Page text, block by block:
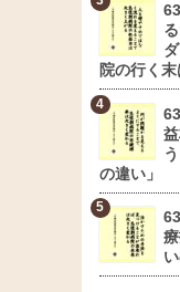
院の行く末
の違い」